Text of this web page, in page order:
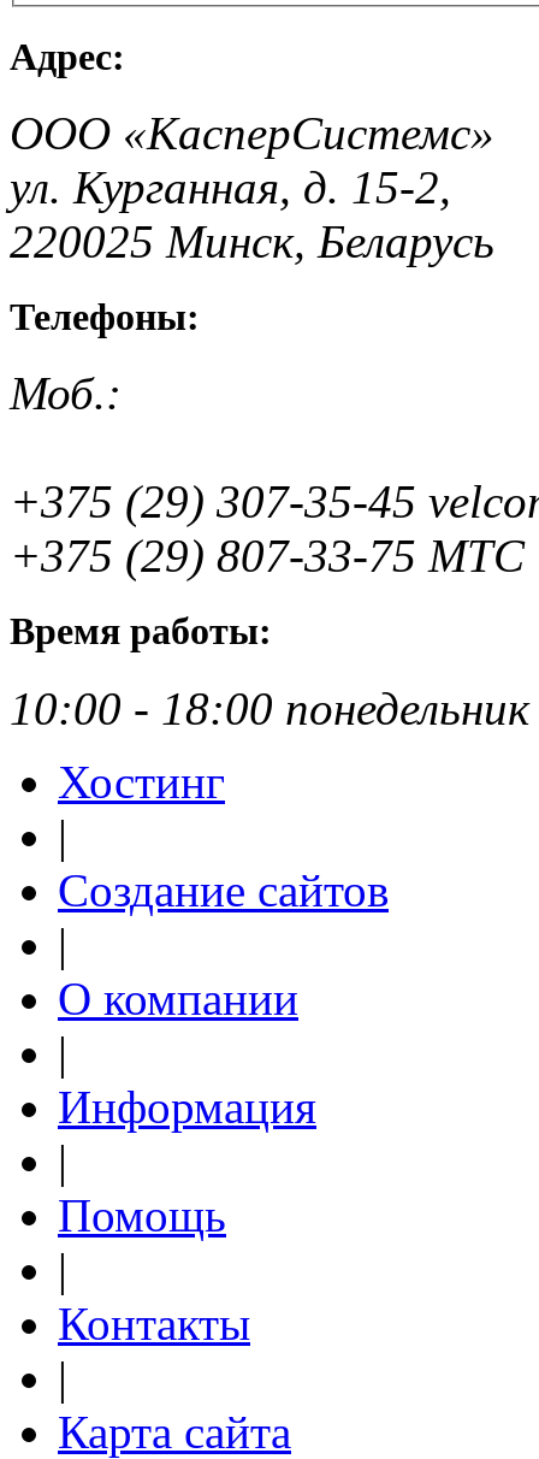
Адрес:
ООО «КасперСистемс»
ул. Курганная, д. 15-2,
220025 Минск, Беларусь
Телефоны:
Моб.:
+375 (29) 307-35-45
+375 (29) 807-33-75 МТС
Время работы:
10:00 - 18:00
Хостинг
|
Создание сайтов
|
О компании
|
Информация
|
Помощь
|
Контакты
|
Карта сайта